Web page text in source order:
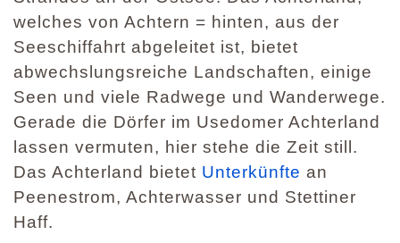
welches von Achtern = hinten, aus der
Seeschiffahrt abgeleitet ist, bietet
abwechslungsreiche Landschaften, einige
Seen und viele Radwege und Wanderwege.
Gerade die Dörfer im Usedomer Achterland
lassen vermuten, hier stehe die Zeit still.
Das Achterland bietet Unterkünfte an
Peenestrom, Achterwasser und Stettiner
Haff.